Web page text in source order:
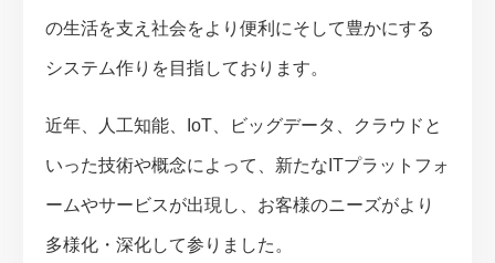
の生活を支え社会をより便利にそして豊かにする
システム作りを目指しております。
近年、人工知能、IoT、ビッグデータ、クラウドと
いった技術や概念によって、新たなITプラットフォ
ームやサービスが出現し、お客様のニーズがより
多様化・深化して参りました。